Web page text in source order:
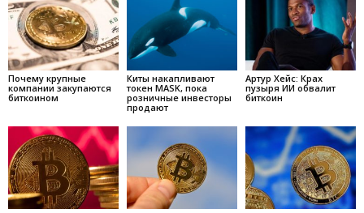
Почему крупные
компании закупаются
биткоином
Киты накапливают
токен MASK, пока
розничные инвесторы
продают
Артур Хейс: Крах
пузыря ИИ обвалит
биткоин